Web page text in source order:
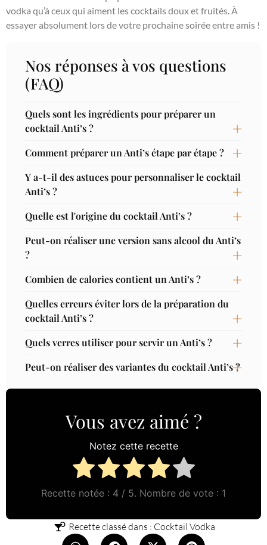
vodka qu’à ceux qui aiment les cocktails doux et fruités. À
essayer absolument lors de votre prochaine soirée entre amis !
Nos réponses à vos questions
(FAQ)
Quels sont les ingrédients pour préparer un
cocktail Anti’s ?
Comment préparer un Anti’s étape par étape ?
Y a-t-il des astuces pour personnaliser le cocktail
Anti’s ?
Quelle est l'origine du cocktail Anti’s ?
Peut-on réaliser une version sans alcool du Anti’s
?
Combien de calories contient un Anti’s ?
Quelles erreurs éviter lors de la préparation du
cocktail Anti’s ?
Quels verres utiliser pour servir un Anti’s ?
Peut-on réaliser des variantes du cocktail Anti’s ?
Vous avez aimé ?
Notez cette recette
Recette notée : 4 / 5. Nombre de vote : 1
Recette classé dans : Cocktail Vodka